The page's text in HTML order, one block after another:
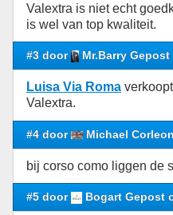
Valextra is niet echt
is wel van top kwaliteit.
#3 door Mr.Barry Gepost
Luisa Via Roma
Valextra.
#4 door Michael
bij corso como liggen de
#5 door Bogart Gepost